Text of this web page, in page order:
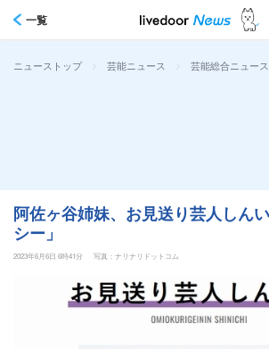
一覧
ニューストップ > 芸能ニュース > 芸能総合ニュース
阿佐ヶ谷姉妹、お見送り芸人しん
シー」
2023年6月6日 6時41分
写真：ナリナリドットコム